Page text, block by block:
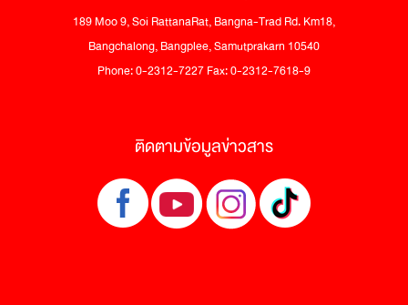
189 Moo 9, Soi RattanaRat, Bangna-Trad Rd. Km18,
Bangchalong, Bangplee, Samutprakarn 10540
Phone: 0-2312-7227 Fax: 0-2312-7618-9
ติดตามข้อมูลข่าวสาร